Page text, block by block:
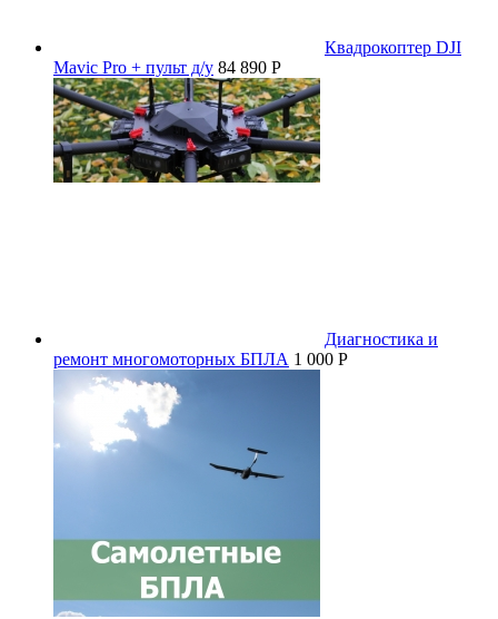
Квадрокоптер DJI
Mavic Pro + пульт д/у 84 890 P
Диагностика и
ремонт многомоторных БПЛА 1 000 P